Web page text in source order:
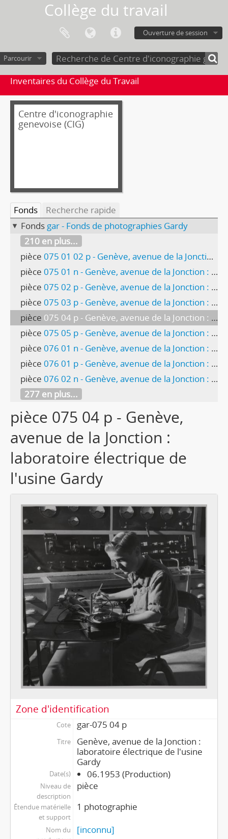
Collège du travail
Ouverture de session
Parcourir
Inventaires du Collège du Travail
Centre d'iconographie
genevoise (CIG)
Fonds
Recherche rapide
Fonds gar - Fonds de photographies Gardy
210 en plus...
pièce 075 01 02 p - Genève, avenue de la Jonction : laboratoire électrique de l'usine Gardy
pièce 075 01 n - Genève, avenue de la Jonction : laboratoire électrique de l'usine Gardy
pièce 075 02 p - Genève, avenue de la Jonction : laboratoire électrique de l'usine Gardy
pièce 075 03 p - Genève, avenue de la Jonction : laboratoire électrique de l'usine Gardy
pièce 075 04 p - Genève, avenue de la Jonction : laboratoire électrique de l'usine Gardy
pièce 075 05 p - Genève, avenue de la Jonction : laboratoire électrique de l'usine Gardy
pièce 076 01 n - Genève, avenue de la Jonction : polissage à l'usine Gardy
pièce 076 01 p - Genève, avenue de la Jonction : polissage à l'usine Gardy
pièce 076 02 n - Genève, avenue de la Jonction : polissage à l'usine Gardy
277 en plus...
pièce 075 04 p - Genève,
avenue de la Jonction :
laboratoire électrique de
l'usine Gardy
Zone d'identification
Cote gar-075 04 p
Titre
Genève, avenue de la Jonction :
laboratoire électrique de l'usine
Gardy
Date(s) 06.1953 (Production)
Niveau de
description
pièce
Étendue matérielle
et support
1 photographie
Nom du
[inconnu]